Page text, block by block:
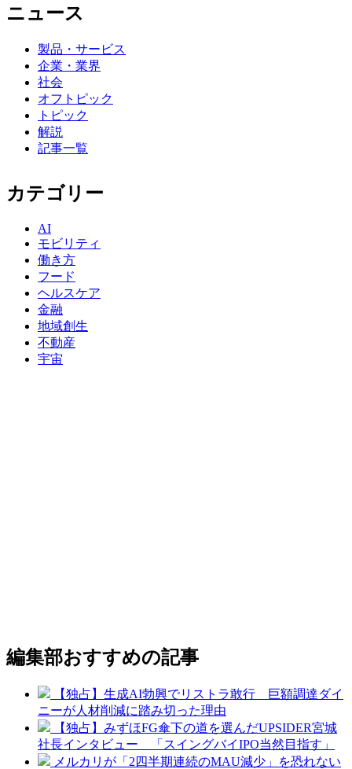
ニュース
製品・サービス
企業・業界
社会
オフトピック
トピック
解説
記事一覧
カテゴリー
AI
モビリティ
働き方
フード
ヘルスケア
金融
地域創生
不動産
宇宙
編集部おすすめの記事
【独占】生成AI勃興でリストラ敢行 巨額調達ダイ
ニーが人材削減に踏み切った理由
【独占】みずほFG傘下の道を選んだUPSIDER宮城
社長インタビュー 「スイングバイIPO当然目指す」
メルカリが「2四半期連続のMAU減少」を恐れない